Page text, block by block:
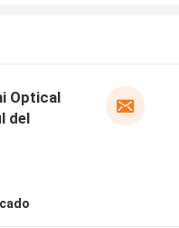
Optical
del